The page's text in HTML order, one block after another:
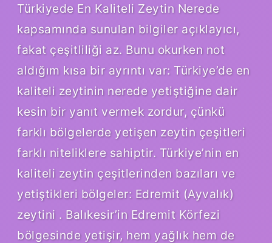
Türkiyede En Kaliteli Zeytin Nerede
kapsamında sunulan bilgiler açıklayıcı,
fakat çeşitliliği az. Bunu okurken not
aldığım kısa bir ayrıntı var: Türkiye’de en
kaliteli zeytinin nerede yetiştiğine dair
kesin bir yanıt vermek zordur, çünkü
farklı bölgelerde yetişen zeytin çeşitleri
farklı niteliklere sahiptir. Türkiye’nin en
kaliteli zeytin çeşitlerinden bazıları ve
yetiştikleri bölgeler: Edremit (Ayvalık)
zeytini . Balıkesir’in Edremit Körfezi
bölgesinde yetişir, hem yağlık hem de